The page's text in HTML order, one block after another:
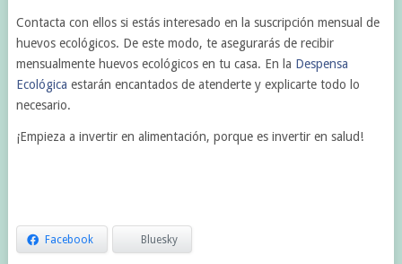
Contacta con ellos si estás interesado en la suscripción mensual de
huevos ecológicos. De este modo, te asegurarás de recibir
mensualmente huevos ecológicos en tu casa. En la Despensa
Ecológica estarán encantados de atenderte y explicarte todo lo
necesario.
¡Empieza a invertir en alimentación, porque es invertir en salud!
Facebook Bluesky